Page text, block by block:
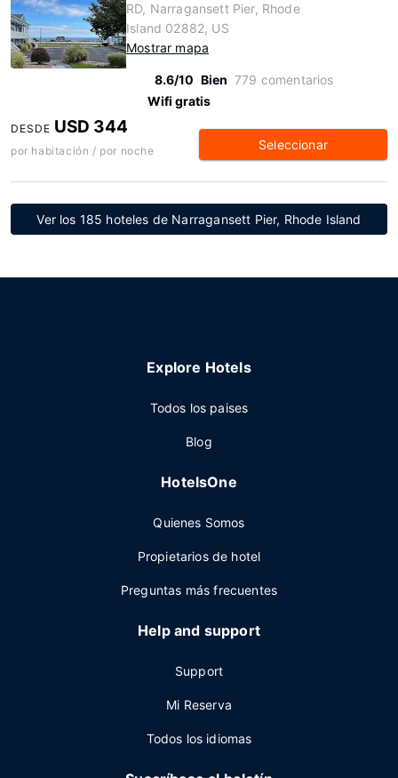
RD, Narragansett Pier, Rhode
Island 02882, US
Mostrar mapa
8.6/10 Bien 779 comentarios
Wifi gratis
DESDE USD 344
por habitación / por noche Seleccionar
Ver los 185 hoteles de Narragansett Pier, Rhode Island
Explore Hotels
Todos los paises
Blog
HotelsOne
Quienes Somos
Propietarios de hotel
Preguntas más frecuentes
Help and support
Support
Mi Reserva
Todos los idiomas